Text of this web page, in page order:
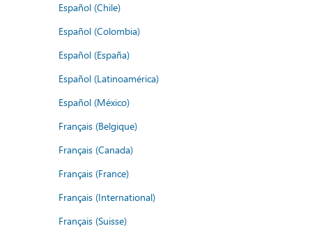
Español (Chile)
Español (Colombia)
Español (España)
Español (Latinoamérica)
Español (México)
Français (Belgique)
Français (Canada)
Français (France)
Français (International)
Français (Suisse)